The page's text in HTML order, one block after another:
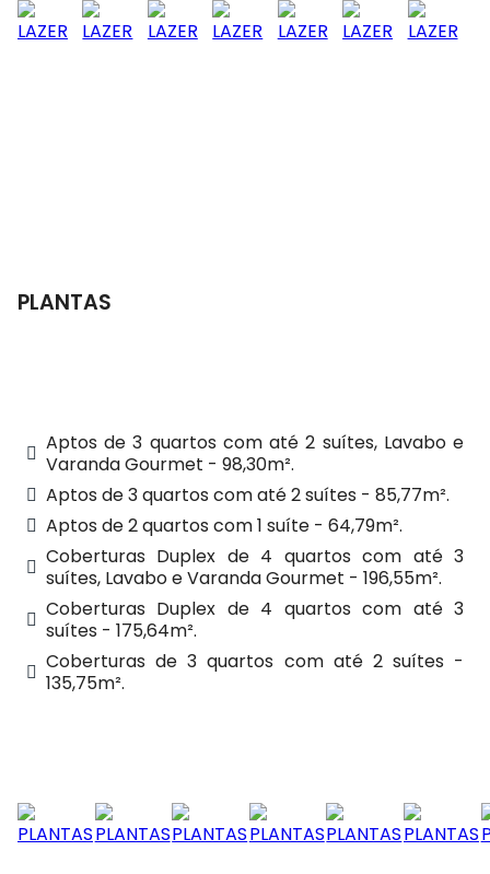
PLANTAS
Aptos de 3 quartos com até 2 suítes, Lavabo e
Varanda Gourmet - 98,30m².
Aptos de 3 quartos com até 2 suítes - 85,77m².
Aptos de 2 quartos com 1 suíte - 64,79m².
Coberturas Duplex de 4 quartos com até 3
suítes, Lavabo e Varanda Gourmet - 196,55m².
Coberturas Duplex de 4 quartos com até 3
suítes - 175,64m².
Coberturas de 3 quartos com até 2 suítes -
135,75m².